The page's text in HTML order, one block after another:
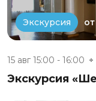
Экскурсия
15 авг 15:00 - 16:00
Экскурсия